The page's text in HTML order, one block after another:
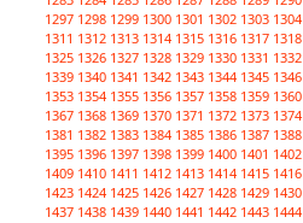
1297 1298 1299 1300 1301 1302 1303 1304
1311 1312 1313 1314 1315 1316 1317 1318
1325 1326 1327 1328 1329 1330 1331 1332
1339 1340 1341 1342 1343 1344 1345 1346
1353 1354 1355 1356 1357 1358 1359 1360
1367 1368 1369 1370 1371 1372 1373 1374
1381 1382 1383 1384 1385 1386 1387 1388
1395 1396 1397 1398 1399 1400 1401 1402
1409 1410 1411 1412 1413 1414 1415 1416
1423 1424 1425 1426 1427 1428 1429 1430
1437 1438 1439 1440 1441 1442 1443 1444